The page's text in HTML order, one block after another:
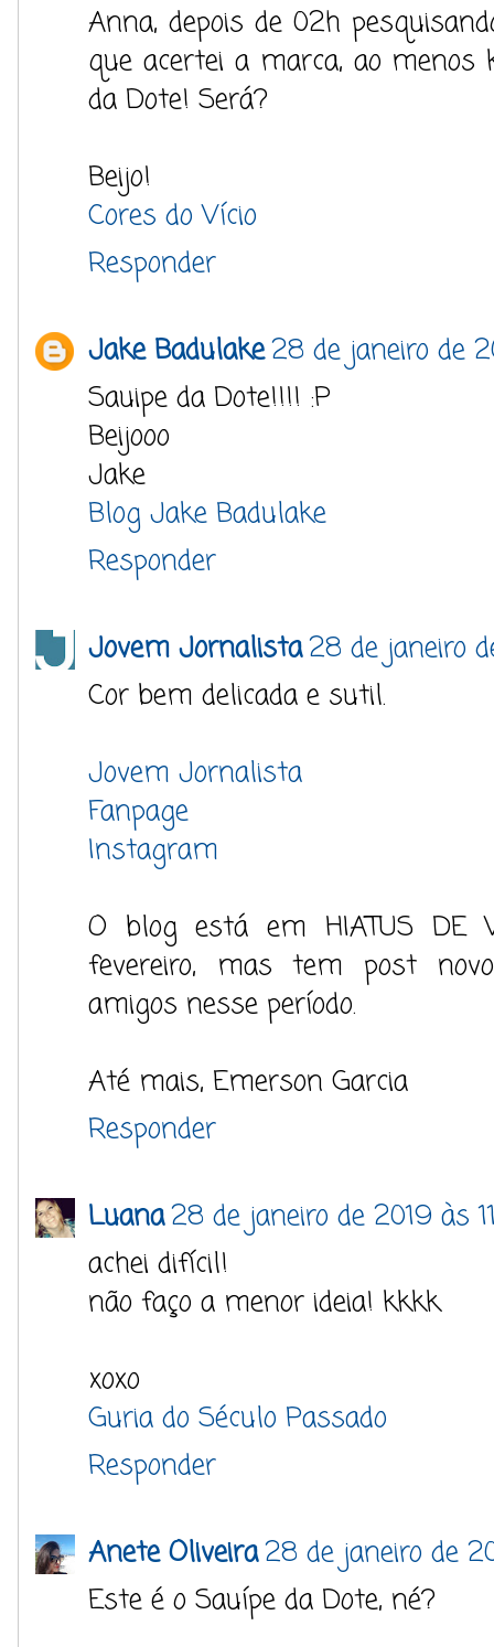
Anna, depois de 02h
que acertei a marca, ao menos
da Dote! Será?
Beijo!
Cores do Vício
Responder
Jake Badulake28 de janeiro de
Sauipe da Dote!!!! :P
Beijooo
Jake
Blog Jake Badulake
Responder
Jovem Jornalista28 de janeiro
Cor bem delicada e sutil.
Jovem Jornalista
Fanpage
Instagram
O blog está em HIATUS DE
fevereiro, mas tem post
amigos nesse período.
Até mais, Emerson Garcia
Responder
Luana28 de janeiro de 2019 às
achei difícil!
não faço a menor ideia! kkkk
xoxo
Guria do Século Passado
Responder
Anete Oliveira28 de janeiro de
Este é o Sauípe da Dote, né?